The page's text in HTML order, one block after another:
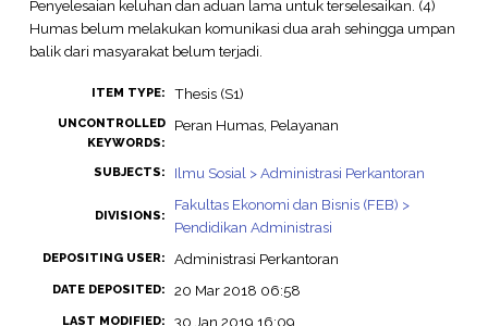
Penyelesaian keluhan dan aduan lama untuk terselesaikan. (4)
Humas belum melakukan komunikasi dua arah sehingga umpan
balik dari masyarakat belum terjadi.
ITEM TYPE: Thesis (S1)
UNCONTROLLED
KEYWORDS:
Peran Humas, Pelayanan
SUBJECTS: Ilmu Sosial > Administrasi Perkantoran
DIVISIONS:
Fakultas Ekonomi dan Bisnis (FEB) >
Pendidikan Administrasi
DEPOSITING USER: Administrasi Perkantoran
DATE DEPOSITED: 20 Mar 2018 06:58
LAST MODIFIED: 30 Jan 2019 16:09